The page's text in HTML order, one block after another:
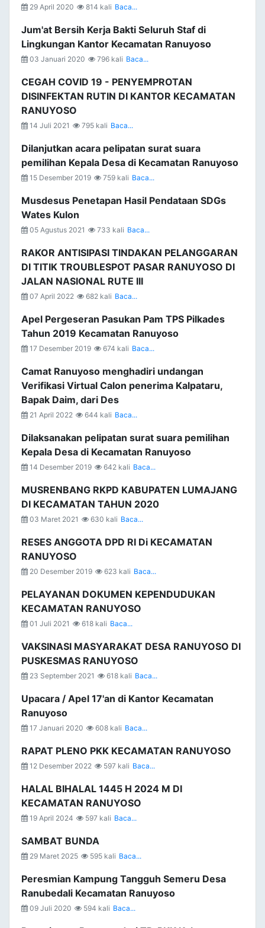
29 April 2020 814 kali Baca...
Jum'at Bersih Kerja Bakti Seluruh Staf di
Lingkungan Kantor Kecamatan Ranuyoso
03 Januari 2020 796 kali Baca...
CEGAH COVID 19 - PENYEMPROTAN
DISINFEKTAN RUTIN DI KANTOR KECAMATAN
RANUYOSO
14 Juli 2021 795 kali Baca...
Dilanjutkan acara pelipatan surat suara
pemilihan Kepala Desa di Kecamatan Ranuyoso
15 Desember 2019 759 kali Baca...
Musdesus Penetapan Hasil Pendataan SDGs
Wates Kulon
05 Agustus 2021 733 kali Baca...
RAKOR ANTISIPASI TINDAKAN PELANGGARAN
DI TITIK TROUBLESPOT PASAR RANUYOSO DI
JALAN NASIONAL RUTE III
07 April 2022 682 kali Baca...
Apel Pergeseran Pasukan Pam TPS Pilkades
Tahun 2019 Kecamatan Ranuyoso
17 Desember 2019 674 kali Baca...
Camat Ranuyoso menghadiri undangan
Verifikasi Virtual Calon penerima Kalpataru,
Bapak Daim, dari Des
21 April 2022 644 kali Baca...
Dilaksanakan pelipatan surat suara pemilihan
Kepala Desa di Kecamatan Ranuyoso
14 Desember 2019 642 kali Baca...
MUSRENBANG RKPD KABUPATEN LUMAJANG
DI KECAMATAN TAHUN 2020
03 Maret 2021 630 kali Baca...
RESES ANGGOTA DPD RI Di KECAMATAN
RANUYOSO
20 Desember 2019 623 kali Baca...
PELAYANAN DOKUMEN KEPENDUDUKAN
KECAMATAN RANUYOSO
01 Juli 2021 618 kali Baca...
VAKSINASI MASYARAKAT DESA RANUYOSO DI
PUSKESMAS RANUYOSO
23 September 2021 618 kali Baca...
Upacara / Apel 17'an di Kantor Kecamatan
Ranuyoso
17 Januari 2020 608 kali Baca...
RAPAT PLENO PKK KECAMATAN RANUYOSO
12 Desember 2022 597 kali Baca...
HALAL BIHALAL 1445 H 2024 M DI
KECAMATAN RANUYOSO
19 April 2024 597 kali Baca...
SAMBAT BUNDA
29 Maret 2025 595 kali Baca...
Peresmian Kampung Tangguh Semeru Desa
Ranubedali Kecamatan Ranuyoso
09 Juli 2020 594 kali Baca...